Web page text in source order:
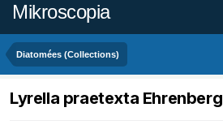
Mikroscopia
Diatomées (Collections)
Lyrella praetexta Ehrenberg